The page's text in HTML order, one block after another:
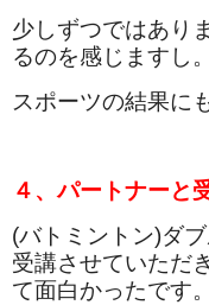
少しずつではあり
るのを感じますし。
スポーツの結果に
４、パートナーと
(バトミントン)ダ
受講させていただ
て面白かったです。